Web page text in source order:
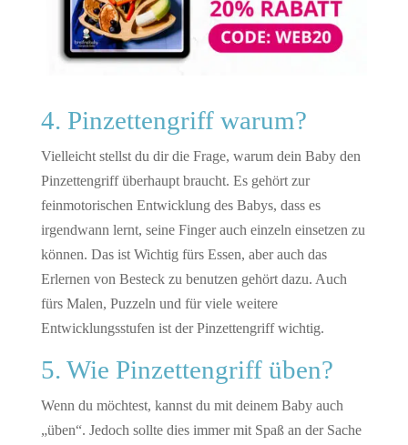
4. Pinzettengriff warum?
Vielleicht stellst du dir die Frage, warum dein Baby den
Pinzettengriff überhaupt braucht. Es gehört zur
feinmotorischen Entwicklung des Babys, dass es
irgendwann lernt, seine Finger auch einzeln einsetzen zu
können. Das ist Wichtig fürs Essen, aber auch das
Erlernen von Besteck zu benutzen gehört dazu. Auch
fürs Malen, Puzzeln und für viele weitere
Entwicklungsstufen ist der Pinzettengriff wichtig.
5. Wie Pinzettengriff üben?
Wenn du möchtest, kannst du mit deinem Baby auch
„üben“. Jedoch sollte dies immer mit Spaß an der Sache